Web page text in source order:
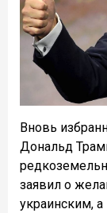
Вновь
Дональд
заявил о
украинским,